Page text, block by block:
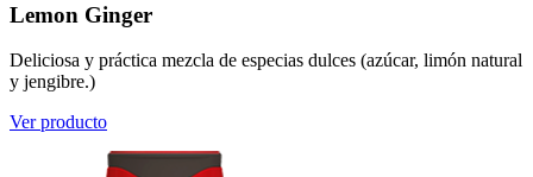
Lemon Ginger
Deliciosa y práctica mezcla de especias dulces (azúcar, limón natural
y jengibre.)
Ver producto